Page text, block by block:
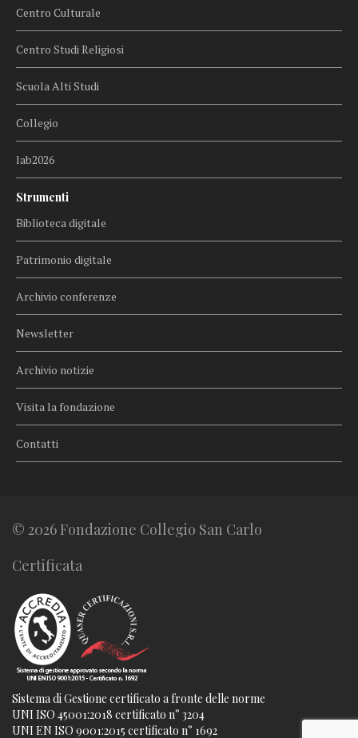
Centro Culturale
Centro Studi Religiosi
Scuola Alti Studi
Collegio
lab2026
Strumenti
Biblioteca digitale
Patrimonio digitale
Archivio conferenze
Newsletter
Archivio notizie
Visita la fondazione
Contatti
© 2026 Fondazione Collegio San Carlo
Certificata
Sistema di Gestione certificato a fronte delle norme
UNI ISO 45001:2018 certificato n° 3204
UNI EN ISO 9001:2015 certificato n° 1692